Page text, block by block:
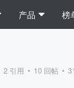
产品 榜
2 引用 • 10 回帖 •